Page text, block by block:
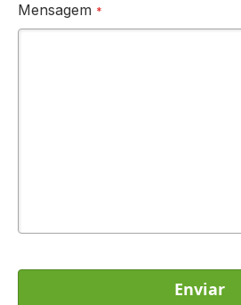
Mensagem
Enviar